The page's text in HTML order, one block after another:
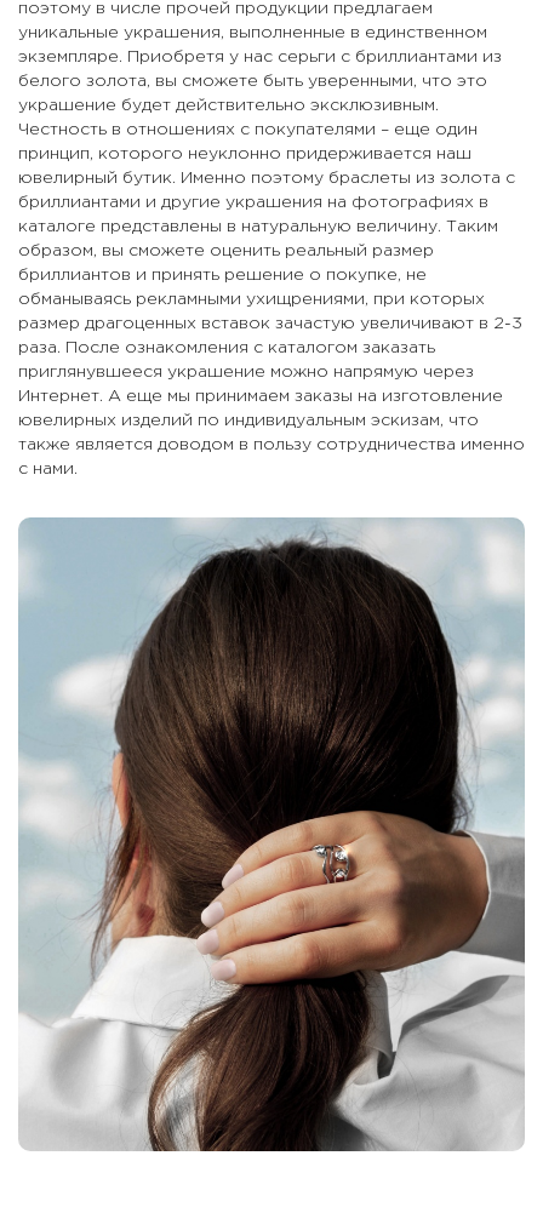
поэтому в числе прочей продукции предлагаем
уникальные украшения, выполненные в единственном
экземпляре. Приобретя у нас серьги с бриллиантами из
белого золота, вы сможете быть уверенными, что это
украшение будет действительно эксклюзивным.
Честность в отношениях с покупателями – еще один
принцип, которого неуклонно придерживается наш
ювелирный бутик. Именно поэтому браслеты из золота с
бриллиантами и другие украшения на фотографиях в
каталоге представлены в натуральную величину. Таким
образом, вы сможете оценить реальный размер
бриллиантов и принять решение о покупке, не
обманываясь рекламными ухищрениями, при которых
размер драгоценных вставок зачастую увеличивают в 2-3
раза. После ознакомления с каталогом заказать
приглянувшееся украшение можно напрямую через
Интернет. А еще мы принимаем заказы на изготовление
ювелирных изделий по индивидуальным эскизам, что
также является доводом в пользу сотрудничества именно
с нами.